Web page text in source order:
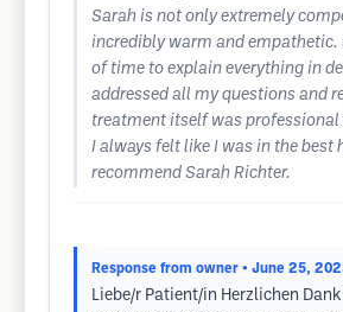
Sarah is not only extremely
incredibly warm and empathetic.
of time to explain everything in
addressed all my questions and
treatment itself was professional
I always felt like I was in the best
recommend Sarah Richter.
Response from owner • June 25,
Liebe/r Patient/in Herzlichen